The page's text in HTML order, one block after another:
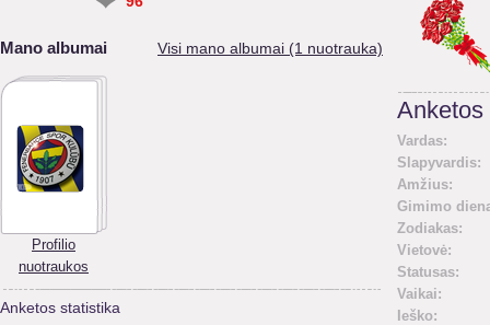
Mano albumai Visi mano albumai (1 nuotrauka)
Profilio
nuotraukos
Anketos statistika
Anketos
Vardas:
Slapyvardis:
Amžius:
Gimimo
Zodiakas:
Vietovė:
Statusas:
Vaikai:
Ieško: